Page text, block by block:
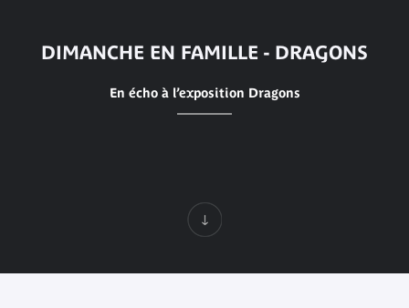
DIMANCHE EN FAMILLE - DRAGONS
En écho à l’exposition Dragons